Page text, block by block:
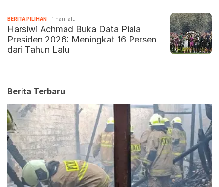
BERITA PILIHAN 1 hari lalu
Harsiwi Achmad Buka Data Piala
Presiden 2026: Meningkat 16 Persen
dari Tahun Lalu
Berita Terbaru